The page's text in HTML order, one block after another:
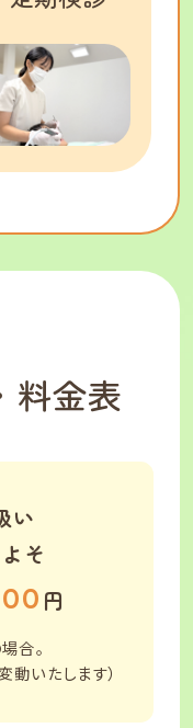
料金表
い
そ
円
合。
いたします）